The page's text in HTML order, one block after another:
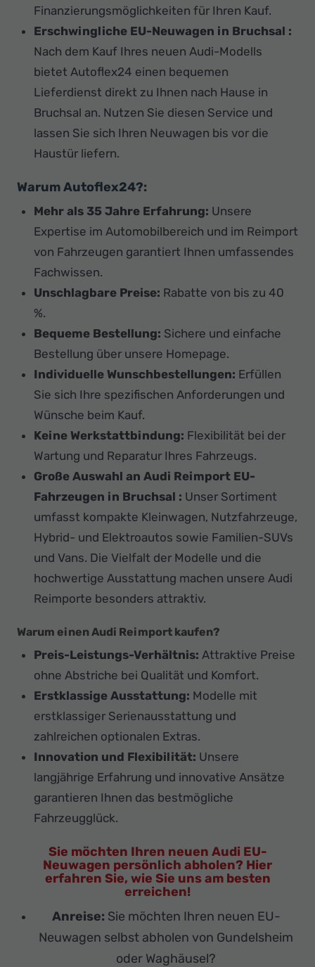
Finanzierungsmöglichkeiten für Ihren Kauf.
Erschwingliche EU-Neuwagen in Bruchsal :
Nach dem Kauf Ihres neuen Audi-Modells
bietet Autoflex24 einen bequemen
Lieferdienst direkt zu Ihnen nach Hause in
Bruchsal an. Nutzen Sie diesen Service und
lassen Sie sich Ihren Neuwagen bis vor die
Haustür liefern.
Warum Autoflex24?:
Mehr als 35 Jahre Erfahrung: Unsere
Expertise im Automobilbereich und im Reimport
von Fahrzeugen garantiert Ihnen umfassendes
Fachwissen.
Unschlagbare Preise: Rabatte von bis zu 40
%.
Bequeme Bestellung: Sichere und einfache
Bestellung über unsere Homepage.
Individuelle Wunschbestellungen: Erfüllen
Sie sich Ihre spezifischen Anforderungen und
Wünsche beim Kauf.
Keine Werkstattbindung: Flexibilität bei der
Wartung und Reparatur Ihres Fahrzeugs.
Große Auswahl an Audi Reimport EU-
Fahrzeugen in Bruchsal : Unser Sortiment
umfasst kompakte Kleinwagen, Nutzfahrzeuge,
Hybrid- und Elektroautos sowie Familien-SUVs
und Vans. Die Vielfalt der Modelle und die
hochwertige Ausstattung machen unsere Audi
Reimporte besonders attraktiv.
Warum einen Audi Reimport kaufen?
Preis-Leistungs-Verhältnis: Attraktive Preise
ohne Abstriche bei Qualität und Komfort.
Erstklassige Ausstattung: Modelle mit
erstklassiger Serienausstattung und
zahlreichen optionalen Extras.
Innovation und Flexibilität: Unsere
langjährige Erfahrung und innovative Ansätze
garantieren Ihnen das bestmögliche
Fahrzeugglück.
Sie möchten Ihren neuen Audi EU-
Neuwagen persönlich abholen? Hier
erfahren Sie, wie Sie uns am besten
erreichen!
Anreise: Sie möchten Ihren neuen EU-
Neuwagen selbst abholen von Gundelsheim
oder Waghäusel?